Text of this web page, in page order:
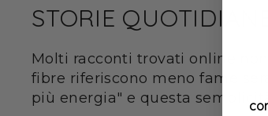
STORIE
Molti racconti trovati online
fibre riferiscono meno fame
più energia" e questa